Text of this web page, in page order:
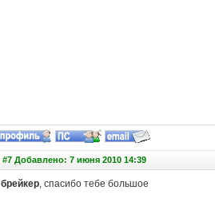
#7 Добавлено: 7 июня 2010 14:39
брейкер, спасибо тебе большое